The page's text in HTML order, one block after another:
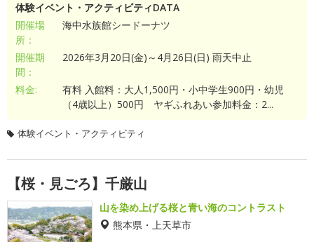
体験イベント・アクティビティDATA
開催場
所：
海中水族館シードーナツ
開催期
間：
2026年3月20日(金)～4月26日(日) 雨天中止
料金:
有料 入館料：大人1,500円・小中学生900円・幼児
（4歳以上）500円 ヤギふれあい参加料金：2...
体験イベント・アクティビティ
【桜・見ごろ】千厳山
山を染め上げる桜と青い海のコントラスト
熊本県・上天草市